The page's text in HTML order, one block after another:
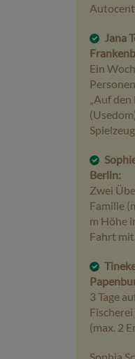
Jana
Ein
„Auf den
Berlin:
Zwei
Familie
m Höhe
Fahrt
3 Tage
(max. 2